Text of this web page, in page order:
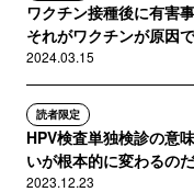
ワクチン接種後に有害
それがワクチンが原因
2024.03.15
読者限定
HPV検査単独検診の意
いが根本的に変わるの
2023.12.23